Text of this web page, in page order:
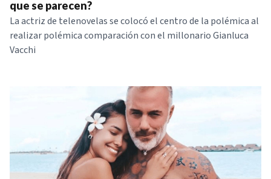
que se parecen?
La actriz de telenovelas se colocó el centro de la polémica al
realizar polémica comparación con el millonario Gianluca
Vacchi